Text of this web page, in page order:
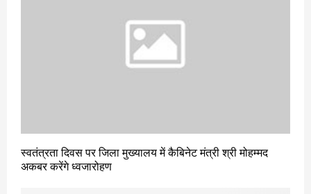
स्वतंत्रता दिवस पर जिला मुख्यालय में कैबिनेट मंत्री श्री मोहम्मद
अकबर करेंगे ध्वजारोहण